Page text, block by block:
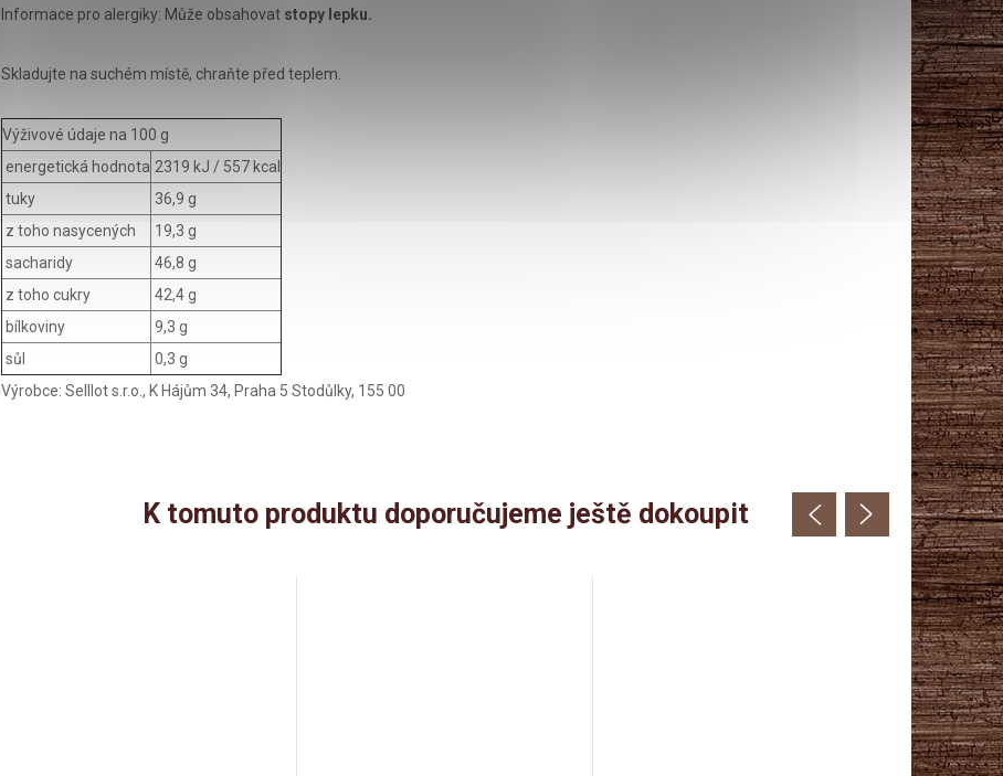
Informace pro alergiky: Může obsahovat stopy lepku.
Skladujte na suchém místě, chraňte před teplem.
Výživové údaje na 100 g
energetická hodnota 2319 kJ / 557 kcal
tuky
36,9 g
z toho nasycených
19,3 g
sacharidy
46,8 g
z toho cukry
42,4 g
bílkoviny
9,3 g
sůl
0,3 g
Výrobce: Selllot s.r.o., K Hájům 34, Praha 5 Stodůlky, 155 00
K tomuto produktu doporučujeme ještě dokoupit